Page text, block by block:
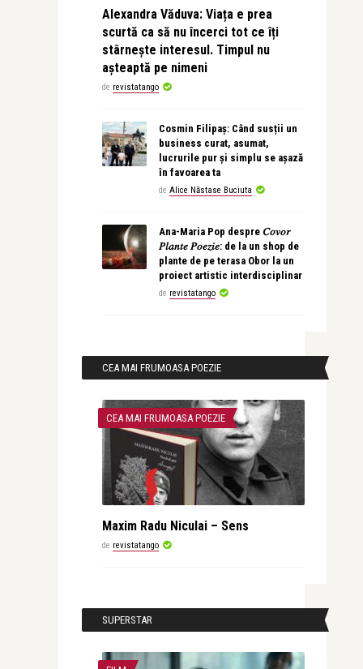
Alexandra Văduva: Viața e prea
scurtă ca să nu încerci tot ce îți
stârnește interesul. Timpul nu
așteaptă pe nimeni
de revistatango
Cosmin Filipaș: Când susții un
business curat, asumat,
lucrurile pur și simplu se așază
în favoarea ta
de Alice Năstase Buciuta
Ana-Maria Pop despre 𝐶𝑜𝑣𝑜𝑟
𝑃𝑙𝑎𝑛𝑡𝑒 𝑃𝑜𝑒𝑧𝑖𝑒: de la un shop de
plante de pe terasa Obor la un
proiect artistic interdisciplinar
de revistatango
CEA MAI FRUMOASA POEZIE
CEA MAI FRUMOASA POEZIE
Maxim Radu Niculai – Sens
de revistatango
SUPERSTAR